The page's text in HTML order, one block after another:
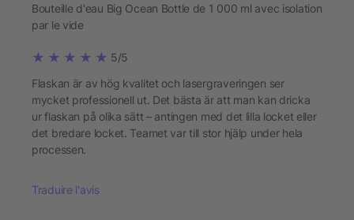
Bouteille d'eau Big Ocean Bottle de 1 000 ml avec isolation
par le vide
5/5
Flaskan är av hög kvalitet och lasergraveringen ser
mycket professionell ut. Det bästa är att man kan dricka
ur flaskan på olika sätt – antingen med det lilla locket eller
det bredare locket. Teamet var till stor hjälp under hela
processen.
Traduire l'avis